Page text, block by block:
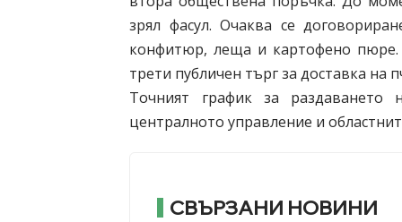
зрял фасул. Очаква се
конфитюр, леща и картофено пюре.
трети публичен търг за доставка на
Точният график за
централното управление и
СВЪРЗАНИ НОВИНИ